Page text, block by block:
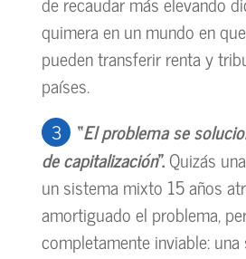
quimera en un mundo en
pueden transferir renta y
países.
“El problema se
de capitalización”.Quizás
un sistema mixto 15 años
amortiguado el problema,
completamente inviable: